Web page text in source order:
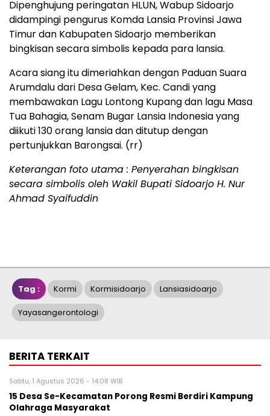
Dipenghujung peringatan HLUN, Wabup Sidoarjo
didampingi pengurus Komda Lansia Provinsi Jawa
Timur dan Kabupaten Sidoarjo memberikan
bingkisan secara simbolis kepada para lansia.
Acara siang itu dimeriahkan dengan Paduan Suara
Arumdalu dari Desa Gelam, Kec. Candi yang
membawakan Lagu Lontong Kupang dan lagu Masa
Tua Bahagia, Senam Bugar Lansia Indonesia yang
diikuti 130 orang lansia dan ditutup dengan
pertunjukkan Barongsai. (rr)
Keterangan foto utama : Penyerahan bingkisan
secara simbolis oleh Wakil Bupati Sidoarjo H. Nur
Ahmad Syaifuddin
Tag : Kormi Kormisidoarjo Lansiasidoarjo
Yayasangerontologi
BERITA TERKAIT
Sabtu, 1 Agustus 2026 - 14:08 WIB
15 Desa Se-Kecamatan Porong Resmi Berdiri Kampung
Olahraga Masyarakat